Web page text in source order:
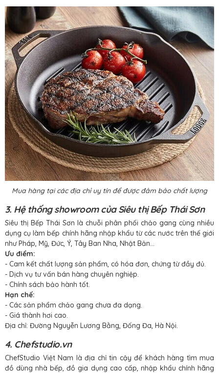
Mua hàng tại các địa chỉ uy tín để được đảm bảo chất lượng
3. Hệ thống showroom của Siêu thị Bếp Thái Sơn
Siêu thị Bếp Thái Sơn là chuỗi phân phối chảo gang cùng nhiều
dụng cụ làm bếp chính hãng nhập khẩu từ các nước trên thế giới
như Pháp, Mỹ, Đức, Ý, Tây Ban Nha, Nhật Bản…
Ưu điểm:
- Cam kết chất lượng sản phẩm, có hóa đơn, chứng từ đầy đủ.
- Dịch vụ tư vấn bán hàng chuyên nghiệp.
- Chính sách bảo hành tốt.
Hạn chế:
- Các sản phẩm chảo gang chưa đa dạng.
- Giá thành hơi cao.
Địa chỉ: Đường Nguyễn Lương Bằng, Đống Đa, Hà Nội.
4. Chefstudio.vn
ChefStudio Việt Nam là địa chỉ tin cậy để khách hàng tìm mua
đồ dùng nhà bếp, đồ gia dụng cao cấp, nhập khẩu chính hãng